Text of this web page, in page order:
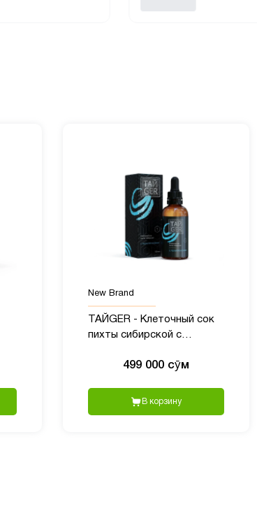
New Brand
ТАЙGER - Клеточный сок
пихты сибирской с
499 000 сӯм
В корзину